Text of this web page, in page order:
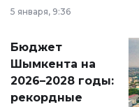
принести
народу
Венесуэлы.
5 января, 9:36
Бюджет
Шымкента на
2026–2028 годы:
рекордные